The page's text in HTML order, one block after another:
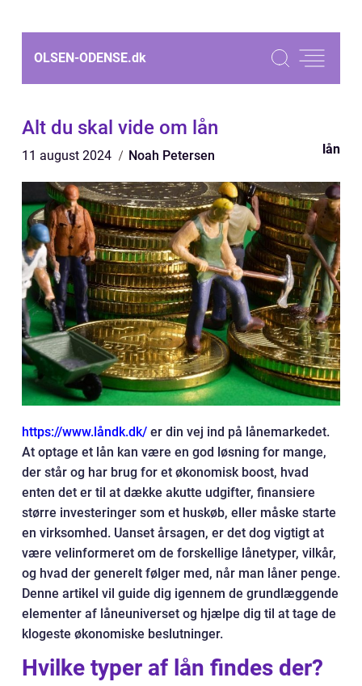
OLSEN-ODENSE.dk
Alt du skal vide om lån
11 august 2024 Noah Petersen lån
https://www.låndk.dk/ er din vej ind på lånemarkedet.
At optage et lån kan være en god løsning for mange,
der står og har brug for et økonomisk boost, hvad
enten det er til at dække akutte udgifter, finansiere
større investeringer som et huskøb, eller måske starte
en virksomhed. Uanset årsagen, er det dog vigtigt at
være velinformeret om de forskellige lånetyper, vilkår,
og hvad der generelt følger med, når man låner penge.
Denne artikel vil guide dig igennem de grundlæggende
elementer af låneuniverset og hjælpe dig til at tage de
klogeste økonomiske beslutninger.
Hvilke typer af lån findes der?